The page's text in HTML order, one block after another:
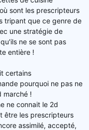
sont les prescripteurs
tripant que ce genre de
une stratégie de
ne se sont pas
entière !
certains
pourquoi ne pas ne
marché !
ne connait le 2d
être les prescripteurs
assimilé, accepté,